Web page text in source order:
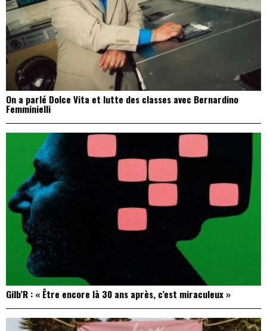
On a parlé Dolce Vita et lutte des classes avec Bernardino
Femminielli
Gilb’R : « Être encore là 30 ans après, c’est miraculeux »